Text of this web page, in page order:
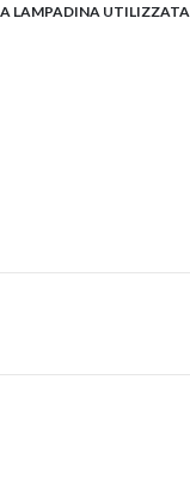
LAMPADINA UTILIZZATA